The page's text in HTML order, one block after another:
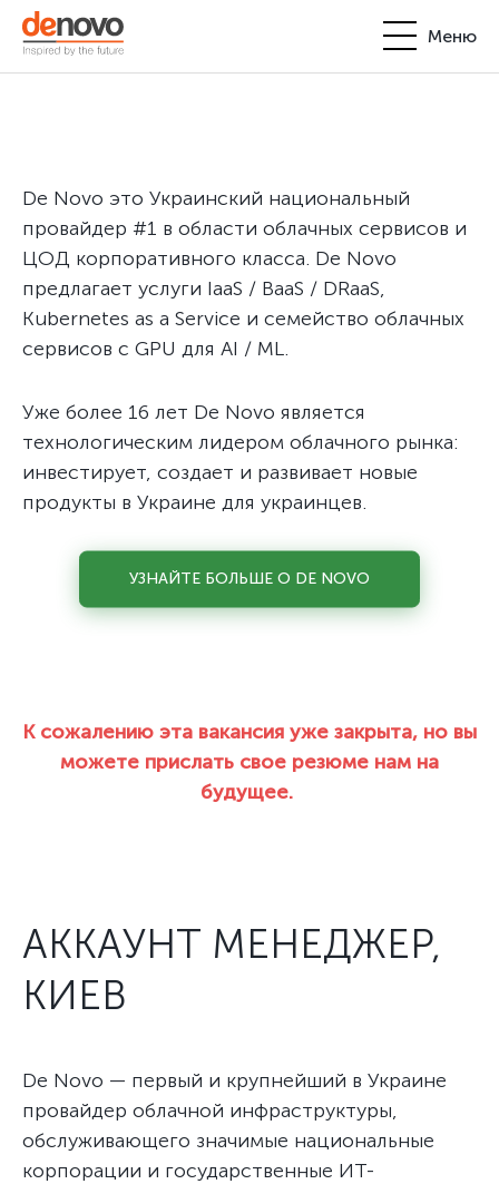
Меню
Партнерство
Блог
+380-44-200-93-39
request@denovo.ua
De Novo это Украинский национальный
провайдер #1 в области облачных сервисов и
ЦОД корпоративного класса. De Novo
предлагает услуги IaaS / BaaS / DRaaS,
Kubernetes as a Service и семейство облачных
сервисов с GPU для AI / ML.
Уже более 16 лет De Novo является
технологическим лидером облачного рынка:
инвестирует, создает и развивает новые
продукты в Украине для украинцев.
УЗНАЙТЕ БОЛЬШЕ О DE NOVO
К сожалению эта вакансия уже закрыта, но вы
можете прислать свое резюме нам на
будущее.
АККАУНТ МЕНЕДЖЕР,
КИЕВ
De Novo — первый и крупнейший в Украине
провайдер облачной инфраструктуры,
обслуживающего значимые национальные
корпорации и государственные ИТ-